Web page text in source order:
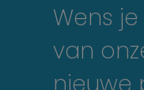
Wens
van